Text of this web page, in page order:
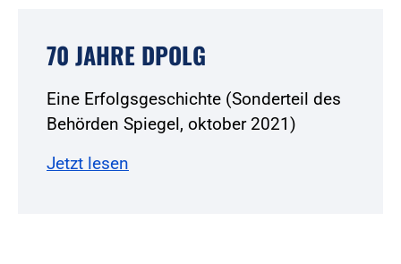
70 JAHRE DPOLG
Eine Erfolgsgeschichte (Sonderteil des
Behörden Spiegel, oktober 2021)
Jetzt lesen